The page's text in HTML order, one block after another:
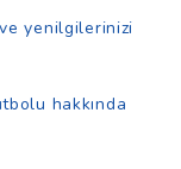
yenilgilerinizi
hakkında